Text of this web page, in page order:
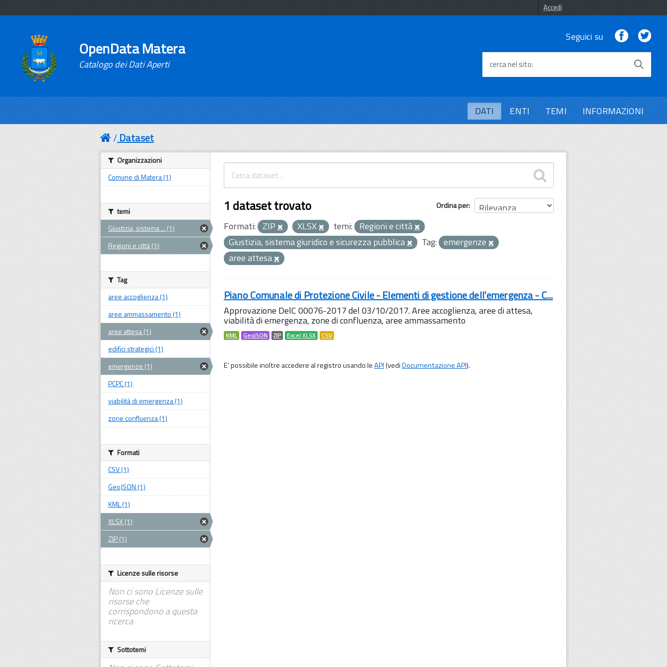
Accedi
OpenData Matera
Catalogo dei Dati Aperti
Seguici su Facebook
cerca nel sito
DATI ENTI TEMI INFORMAZIONI
Dataset
Ordina per
1 dataset trovato
Formati: ZIP XLSX temi: Regioni e città
Giustizia, sistema giuridico e sicurezza pubblica
Tag: emergenze
aree attesa
Piano Comunale di Protezione Civile - Elementi di gestione dell'emergenza - C...
Approvazione DelC 00076-2017 del 03/10/2017. Aree accoglienza, aree di attesa,
viabilità di emergenza, zone di confluenza, aree ammassamento
KML GeoJSON ZIP Excel XLSX CSV
E' possibile inoltre accedere al registro usando leAPI(vediDocumentazione API).
Organizzazioni
Comune di Matera (1)
temi
Giustizia, sistema ... (1)
Regioni e città (1)
Tag
aree accoglienza (1)
aree ammassamento (1)
aree attesa (1)
edifici strategici (1)
emergenze (1)
PCPC (1)
viabilità di emergenza (1)
zone confluenza (1)
Formati
CSV (1)
GeoJSON (1)
KML (1)
XLSX (1)
ZIP (1)
Licenze sulle risorse
Non ci sono Licenze sulle
risorse che
corrispondono a questa
ricerca
Sottotemi